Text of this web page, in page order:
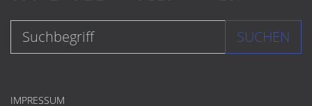
SUCHEN
IMPRESSUM